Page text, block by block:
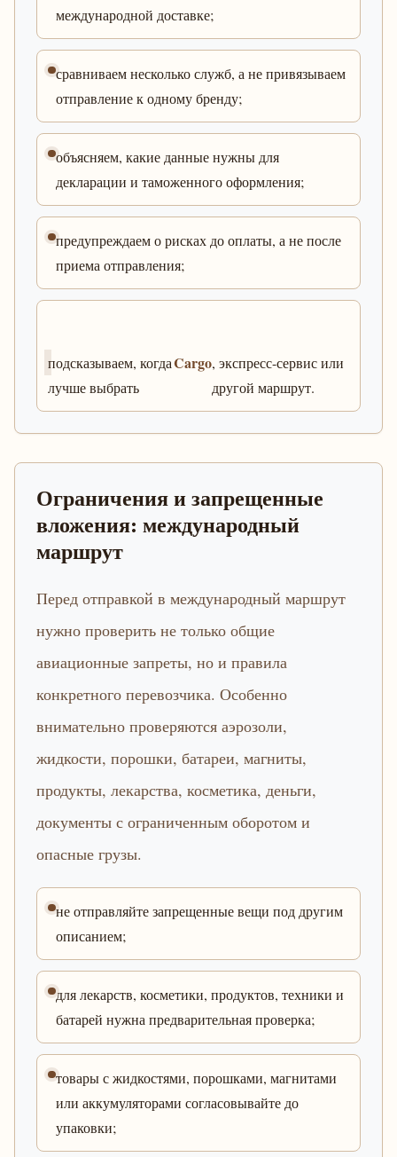
международной доставке;
сравниваем несколько служб, а не привязываем
отправление к одному бренду;
объясняем, какие данные нужны для
декларации и таможенного оформления;
предупреждаем о рисках до оплаты, а не после
приема отправления;
подсказываем, когда
лучше выбрать
Cargo, экспресс-сервис или
другой маршрут.
Ограничения и запрещенные
вложения: международный
маршрут
Перед отправкой в международный маршрут
нужно проверить не только общие
авиационные запреты, но и правила
конкретного перевозчика. Особенно
внимательно проверяются аэрозоли,
жидкости, порошки, батареи, магниты,
продукты, лекарства, косметика, деньги,
документы с ограниченным оборотом и
опасные грузы.
не отправляйте запрещенные вещи под другим
описанием;
для лекарств, косметики, продуктов, техники и
батарей нужна предварительная проверка;
товары с жидкостями, порошками, магнитами
или аккумуляторами согласовывайте до
упаковки;